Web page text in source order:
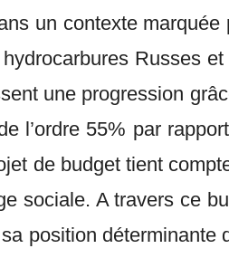
un contexte marquée
Russes
une progression
l’ordre 55% par
de budget tient
sociale. A travers ce
position déterminante